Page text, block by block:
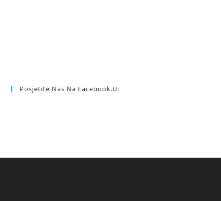
Posjetite Nas Na Facebook.u: